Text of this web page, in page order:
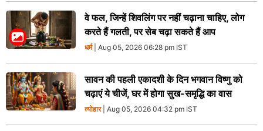
वे फल, जिन्हें शिवलिंग पर नहीं चढ़ाना चाहिए, लोग
करते हैं गलती, पर सेब चढ़ा सकते हैं आप
धर्म| Aug 05, 2026 06:28 pm IST
सावन की पहली एकादशी के दिन भगवान विष्णु को
चढ़ाएं ये चीजें, घर में होगा सुख-समृद्धि का वास
त्योहार| Aug 05, 2026 04:32 pm IST